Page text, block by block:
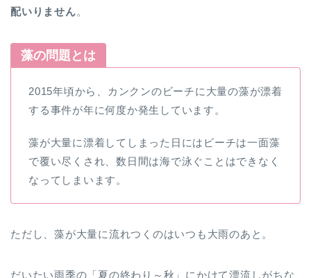
配いりません。
藻の問題とは
2015年頃から、カンクンのビーチに大量の藻が漂着
する事件が年に何度か発生しています。
藻が大量に漂着してしまった日にはビーチは一面藻
で覆い尽くされ、数日間は海で泳ぐことはできなく
なってしまいます。
ただし、藻が大量に流れつくのはいつも大雨のあと。
だいたい雨季の「夏の終わり～秋」にかけて漂流しがちな